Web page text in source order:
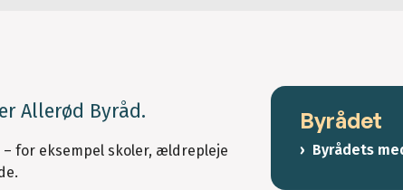
Allerød Byråd.
for eksempel skoler, ældrepleje
Byrådet
Byrådets